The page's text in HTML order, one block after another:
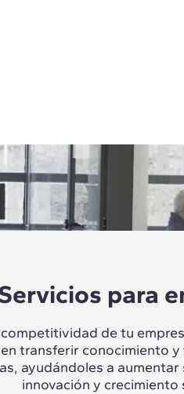
para
de tu
transferir conocimiento
ayudándoles a
innovación y crecimiento